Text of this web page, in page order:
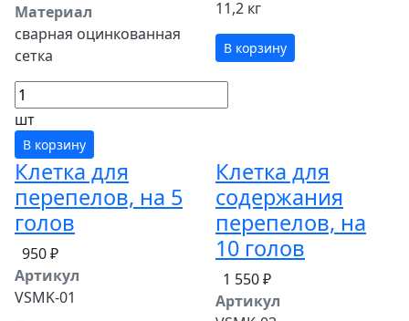
Материал
сварная оцинкованная
сетка
шт
В корзину
11,2 кг
В корзину
Клетка для
перепелов, на 5
голов
950 ₽
Артикул
VSMK-01
Клетка для
содержания
перепелов, на
10 голов
1 550 ₽
Артикул